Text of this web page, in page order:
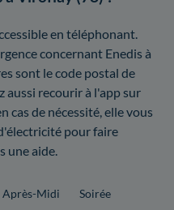
en téléphonant.
concernant Enedis à
sont le code postal de
aussi recourir à l'app sur
cas de nécessité, elle vous
pour faire
une aide.
Après-Midi Soirée